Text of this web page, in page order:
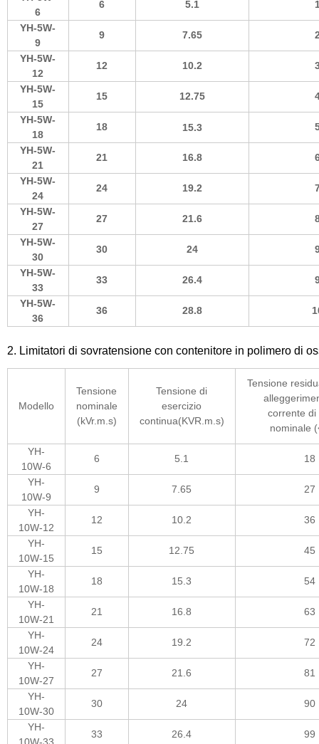
6
6 5.1
YH-5W-
9
9 7.65
YH-5W-
12
12 10.2
YH-5W-
15
15 12.75
YH-5W-
18
18 15.3
YH-5W-
21
21 16.8
YH-5W-
24
24 19.2
YH-5W-
27
27 21.6
YH-5W-
30
30 24
YH-5W-
33
33 26.4
YH-5W-
36
36 28.8
2. Limitatori di sovratensione con contenitore in polimero di
Modello
Tensione
nominale
(kVr.m.s)
Tensione di
esercizio
continua(KVR.m.s)
Tensione
corrente di
nominale
YH-
10W-6
6 5.1 18
YH-
10W-9
9 7.65 27
YH-
10W-12
12 10.2 36
YH-
10W-15
15 12.75 45
YH-
10W-18
18 15.3 54
YH-
10W-21
21 16.8 63
YH-
10W-24
24 19.2 72
YH-
10W-27
27 21.6 81
YH-
10W-30
30 24 90
YH-
33 26.4 99